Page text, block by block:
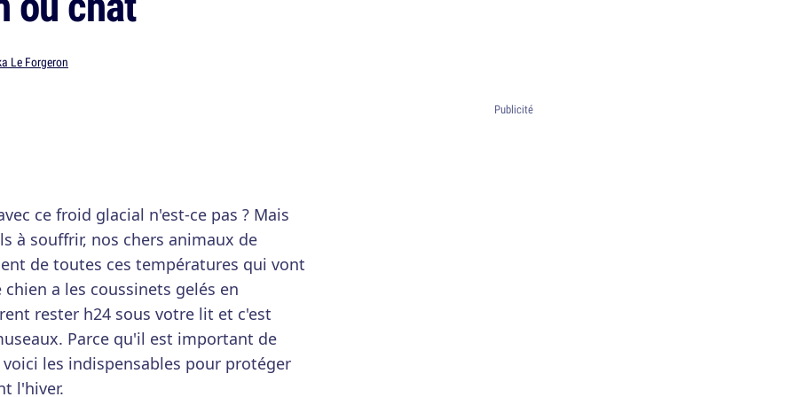
Le Forgeron
ce froid glacial n'est-ce pas ? Mais
à souffrir, nos chers animaux de
de toutes ces températures qui vont
a les coussinets gelés en
rester h24 sous votre lit et c'est
Parce qu'il est important de
les indispensables pour protéger
l'hiver.